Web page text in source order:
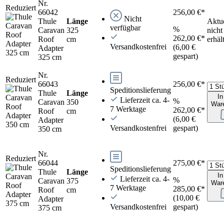
Reduziert
Nr.
66042
Thule
Caravan
Roof
Adapter
325 cm
Länge
325
cm
Nicht
verfügbar
Versandkostenfrei
256,00 €*
%
262,00 €*
(6,00 €
gespart)
nicht
Reduziert
Nr.
66043
Thule
Caravan
Roof
Adapter
350 cm
Länge
350
cm
Speditionslieferung
Lieferzeit ca. 4-
7 Werktage
Versandkostenfrei
256,00 €*
%
262,00 €*
(6,00 €
gespart)
Reduziert
Nr.
66044
Thule
Caravan
Roof
Adapter
375 cm
Länge
375
cm
Speditionslieferung
Lieferzeit ca. 4-
7 Werktage
Versandkostenfrei
275,00 €*
%
285,00 €*
(10,00 €
gespart)